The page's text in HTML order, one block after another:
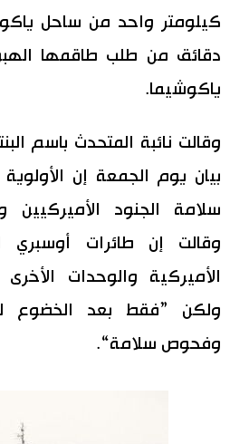
لايف ستايل
كيلومتر واحد من ساحل
دقائق من طلب طاقمها
ياكوشيما.
وقالت نائبة المتحدث باسم
بيان يوم الجمعة إن
سلامة الجنود الأميركيين
وقالت إن طائرات أوسبري
الأميركية والوحدات
ولكن ”فقط بعد الخضوع
وفحوص سلامة“.